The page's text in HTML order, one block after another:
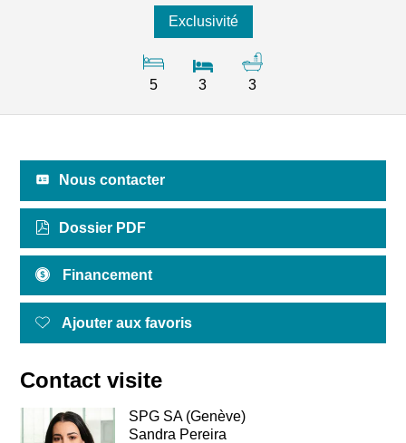
Exclusivité
5 3 3
Nous contacter
Dossier PDF
Financement
Ajouter aux favoris
Contact visite
SPG SA (Genève)
Sandra Pereira